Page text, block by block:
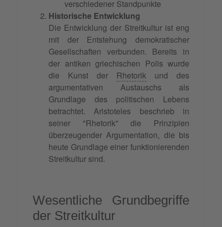
verschiedener Standpunkte
Historische Entwicklung
Die Entwicklung der Streitkultur ist eng
mit der Entstehung demokratischer
Gesellschaften verbunden. Bereits in
der antiken griechischen Polis wurde
die Kunst der Rhetorik und des
argumentativen Austauschs als
Grundlage des politischen Lebens
betrachtet. Aristoteles beschrieb in
seiner "Rhetorik" die Prinzipien
überzeugender Argumentation, die bis
heute Grundlage einer funktionierenden
Streitkultur sind.
Wesentliche Grundbegriffe
der Streitkultur